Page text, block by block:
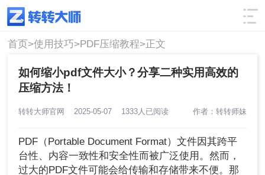
使用技巧 筛选
首页>使用技巧>PDF压缩教程>正文
如何缩小pdf文件大小？分享二种实用高效的
压缩方法！
转转大师官网 2025-05-07 1333人已阅读 作者：转转师妹
PDF（Portable Document Format）文件因其跨平
台性、内容一致性和安全性而被广泛使用。然而，
过大的PDF文件可能会给传输和存储带来不便。那